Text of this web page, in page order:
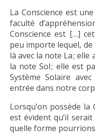
La Conscience est
faculté
Conscience est […]
peu importe lequel, de
là avec la note La ;
la note Sol ; elle est
Système Solaire
entrée dans notre
Lorsqu’on possède la
est évident qu’il
quelle forme